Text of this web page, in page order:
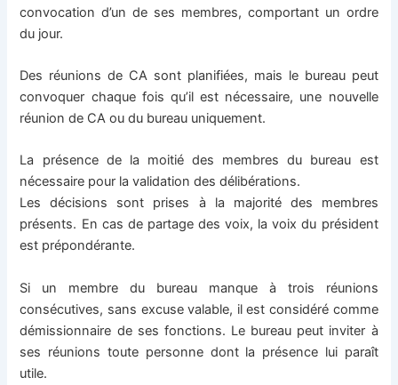
convocation d’un de ses membres, comportant un ordre
du jour.
Des réunions de CA sont planifiées, mais le bureau peut
convoquer chaque fois qu’il est nécessaire, une nouvelle
réunion de CA ou du bureau uniquement.
La présence de la moitié des membres du bureau est
nécessaire pour la validation des délibérations.
Les décisions sont prises à la majorité des membres
présents. En cas de partage des voix, la voix du président
est prépondérante.
Si un membre du bureau manque à trois réunions
consécutives, sans excuse valable, il est considéré comme
démissionnaire de ses fonctions. Le bureau peut inviter à
ses réunions toute personne dont la présence lui paraît
utile.